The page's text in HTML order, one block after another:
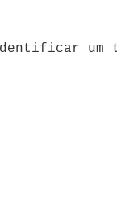
um